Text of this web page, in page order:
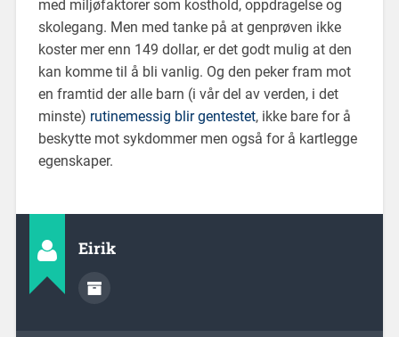
med miljøfaktorer som kosthold, oppdragelse og
skolegang. Men med tanke på at genprøven ikke
koster mer enn 149 dollar, er det godt mulig at den
kan komme til å bli vanlig. Og den peker fram mot
en framtid der alle barn (i vår del av verden, i det
minste) rutinemessig blir gentestet, ikke bare for å
beskytte mot sykdommer men også for å kartlegge
egenskaper.
Eirik